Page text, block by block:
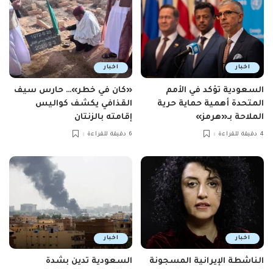
اخبار
السعودية تؤكد في الأمم
المتحدة أهمية حماية حرية
الملاحة بـ«هرمز»
4 دقيقة للقراءة
اخبار
«كان في خطر»… حارس سيف
القذافي يكشف كواليس
إقامته بالزنتان
6 دقيقة للقراءة
اخبار
الناشطة الإيرانية المسجونة
اخبار
السعودية تدين بشدة